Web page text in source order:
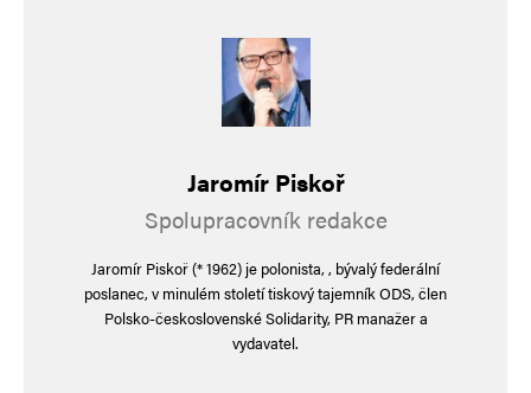
Jaromír Piskoř
Spolupracovník redakce
Jaromír Piskoř (* 1962) je polonista, , bývalý federální
poslanec, v minulém století tiskový tajemník ODS, člen
Polsko-československé Solidarity, PR manažer a
vydavatel.